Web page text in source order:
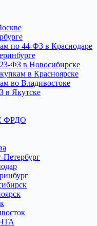
по 44-ФЗ в Краснодаре
ФЗ в Новосибирске
в Красноярске
во Владивостоке
в Якутске
ФРДО
Петербург